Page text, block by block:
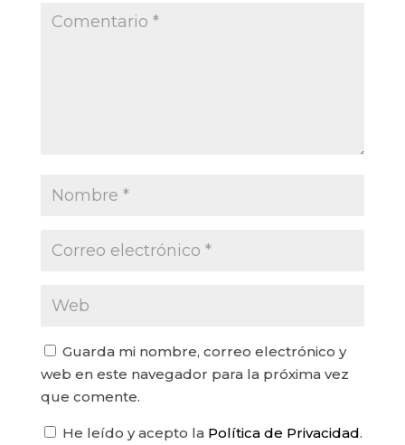
Guarda mi nombre, correo electrónico y
web en este navegador para la próxima vez
que comente.
He leído y acepto la Política de Privacidad.